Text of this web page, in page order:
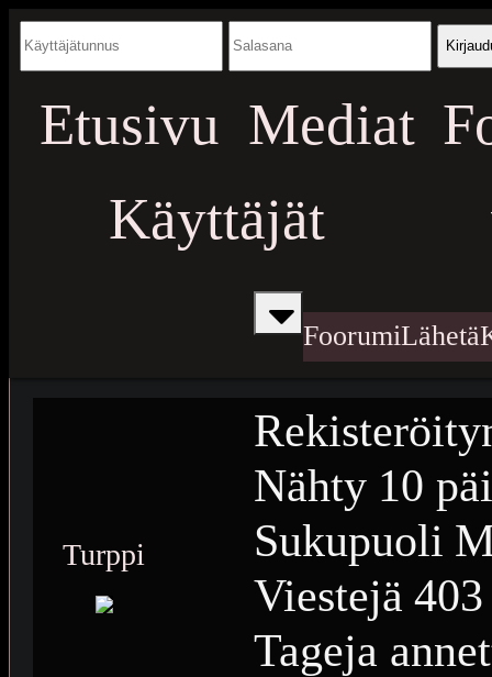
Etusivu Mediat
Käyttäjät
FoorumiLähetä
Turppi
Nähty 10
Sukupuoli
Viestejä 403
Tageja